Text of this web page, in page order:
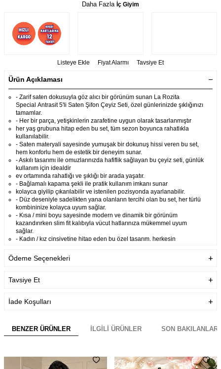
Daha Fazla İç Giyim
Listeye Ekle Fiyat Alarmı Tavsiye Et
Ürün Açıklaması
- Zarif saten dokusuyla göz alıcı bir görünüm sunan La Rozita
Special Antrasit 5'li Saten Şifon Çeyiz Seti, özel günlerinizde şıklığınızı
tamamlar.
- Her bir parça, yetişkinlerin zarafetine uygun olarak tasarlanmıştır
her yaş grubuna hitap eden bu set, tüm sezon boyunca rahatlıkla
kullanılabilir.
- Saten materyali sayesinde yumuşak bir dokunuş hissi veren bu set,
hem konforlu hem de estetik bir deneyim sunar.
- Askılı tasarımı ile omuzlarınızda hafiflik sağlayan bu çeyiz seti, günlük
kullanım için idealdir
ev ortamında rahatlığı ve şıklığı bir arada yaşatır.
- Bağlamalı kapama şekli ile pratik kullanım imkanı sunar
kolayca giyilip çıkarılabilir ve istenilen pozisyonda ayarlanabilir.
- Düz deseniyle sadelikten yana olanların tercihi olan bu set, her türlü
kombininize kolayca uyum sağlar.
- Kısa / mini boyu sayesinde modern ve dinamik bir görünüm
kazandırırken slim fit kalıbıyla vücut hatlarınıza mükemmel uyum
sağlar.
- Kadın / kız cinsiyetine hitap eden bu özel tasarım, herkesin
- Homewear olarak tasarlanmış bu set, evde geçirilen zamanları daha
keyifli hale getirmek için idealdir
Ödeme Seçenekleri
Tavsiye Et
İade Koşulları
BENZER ÜRÜNLER İLGILI ÜRÜNLER SON BAKILANLAR